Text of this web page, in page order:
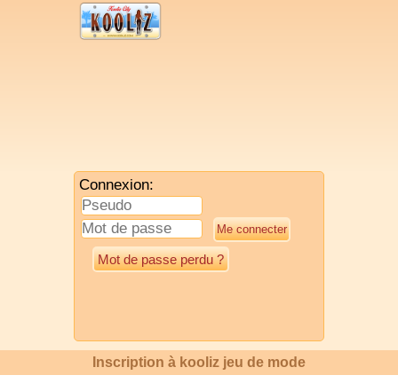
Connexion:
Mot de passe perdu ?
Inscription à kooliz jeu de mode